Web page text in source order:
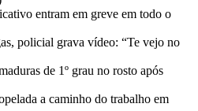
entram em greve em todo o
policial grava vídeo: “Te vejo no
de 1º grau no rosto após
a caminho do trabalho em